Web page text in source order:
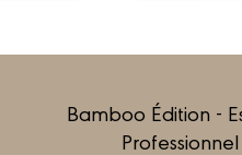
Bamboo Édition -
Professionnel